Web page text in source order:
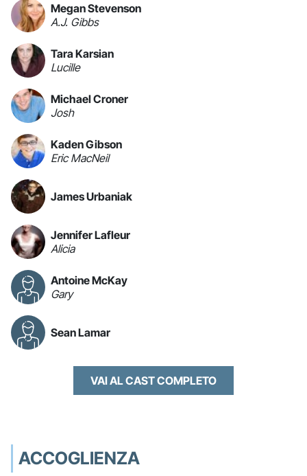
Megan Stevenson
A.J. Gibbs
Tara Karsian
Lucille
Michael Croner
Josh
Kaden Gibson
Eric MacNeil
James Urbaniak
Jennifer Lafleur
Alicia
Antoine McKay
Gary
Sean Lamar
VAI AL CAST COMPLETO
ACCOGLIENZA